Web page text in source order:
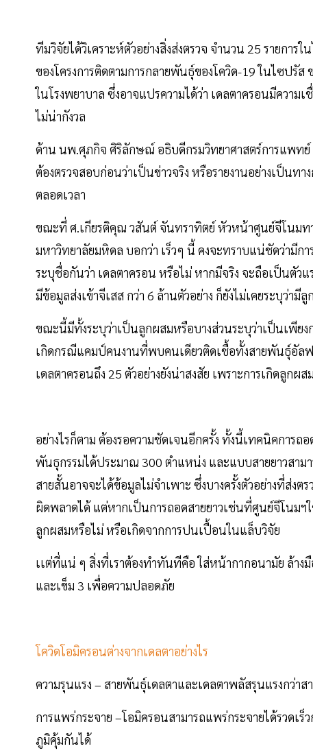
ทีมวิจัยได้วิเคราะห์ตัวอย่างสิ่งส่งตรวจ จำนวน 25 รายกา
ของโครงการติดตามการกลายพันธุ์ของโควิด-19 ในไซป
ในโรงพยาบาล ซึ่งอาจแปรความได้ว่า เดลตาครอนมีความ
ไม่น่ากังวล
ด้าน นพ.ศุภกิจ ศิริลักษณ์ อธิบดีกรมวิทยาศาสตร์การแพทย์
ต้องตรวจสอบก่อนว่าเป็นข่าวจริง หรือรายงานอย่างเป็นท
ตลอดเวลา
ขณะที่ ศ.เกียรติคุณ วสันต์ จันทราทิตย์ หัวหน้าศูนย์จีโนมท
มหาวิทยาลัยมหิดล บอกว่า เร็วๆ นี้ คงจะทราบแน่ชัดว่ามีก
ระบุชื่อกันว่า เดลตาครอน หรือไม่ หากมีจริง จะถือเป็นตัว
มีข้อมูลส่งเข้าจีเสส กว่า 6 ล้านตัวอย่าง ก็ยังไม่เคยระบุว่ามี
ขณะนี้มีทั้งระบุว่าเป็นลูกผสมหรือบางส่วนระบุว่าเป็นเพีย
เกิดกรณีแคมป์คนงานที่พบคนเดียวติดเชื้อทั้งสายพันธุ์อัล
เดลตาครอนถึง 25 ตัวอย่างยังน่าสงสัย เพราะการเกิดลูกผ
อย่างไรก็ตาม ต้องรอความชัดเจนอีกครั้ง ทั้งนี้เทคนิคการ
พันธุกรรมได้ประมาณ 300 ตำแหน่ง และแบบสายยาวสา
สายสั้นอาจจะได้ข้อมูลไม่จำเพาะ ซึ่งบางครั้งตัวอย่างที่ส่ง
ผิดพลาดได้ แต่หากเป็นการถอดสายยาวเช่นที่ศูนย์จีโนมฯ
ลูกผสมหรือไม่ หรือเกิดจากการปนเปื้อนในแล็บวิจัย
เเต่ที่แน่ ๆ สิ่งที่เราต้องทำทันทีคือ ใส่หน้ากากอนามัย ล้าง
และเข็ม 3 เพื่อความปลอดภัย
โควิดโอมิครอนต่างจากเดลตาอย่างไร
ความรุนแรง – สายพันธุ์เดลตาและเดลตาพลัสรุนแรงกว่า
การแพร่กระจาย –โอมิครอนสามารถแพร่กระจายได้รวดเ
ภูมิคุ้มกันได้